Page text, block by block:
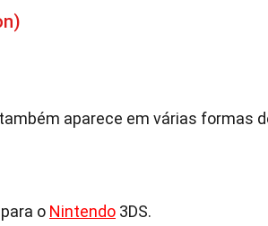
aparece em várias formas
o Nintendo 3DS.